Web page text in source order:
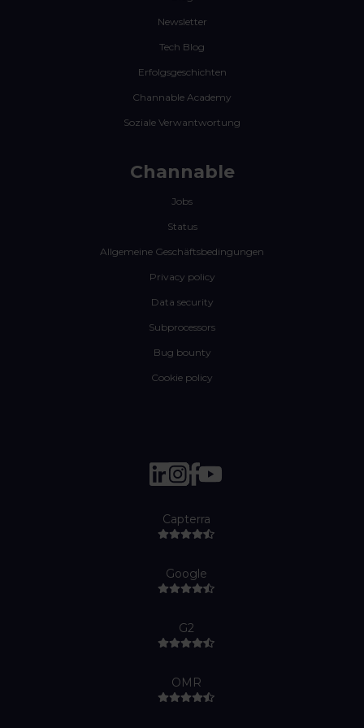
Newsletter
Tech Blog
Erfolgsgeschichten
Channable Academy
Soziale Verwantwortung
Channable
Jobs
Status
Allgemeine Geschäftsbedingungen
Privacy policy
Data security
Subprocessors
Bug bounty
Cookie policy
Capterra
Google
G2
OMR